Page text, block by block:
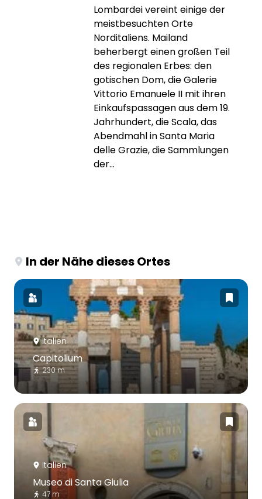
Lombardei vereint einige der
meistbesuchten Orte
Norditaliens. Mailand
beherbergt einen großen Teil
des regionalen Erbes: den
gotischen Dom, die Galerie
Vittorio Emanuele II mit ihren
Einkaufspassagen aus dem 19.
Jahrhundert, die Scala, das
Abendmahl in Santa Maria
delle Grazie, die Sammlungen
der...
In der Nähe dieses Ortes
Italien
Capitolium
230 m
Italien
Museo di Santa Giulia
47 m